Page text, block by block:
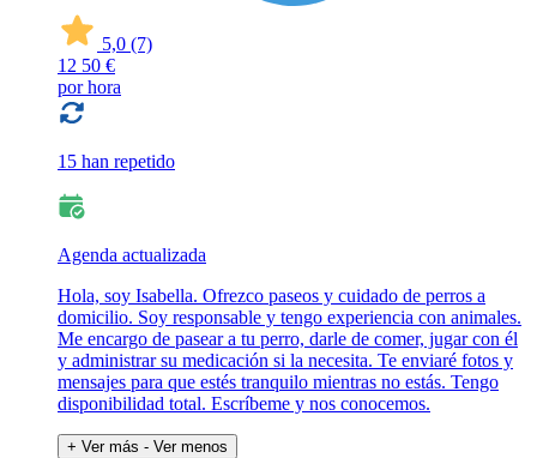
5,0 (7)
12 50 €
por hora
15 han repetido
Agenda actualizada
Hola, soy Isabella. Ofrezco paseos y cuidado de perros a
domicilio. Soy responsable y tengo experiencia con animales.
Me encargo de pasear a tu perro, darle de comer, jugar con él
y administrar su medicación si la necesita. Te enviaré fotos y
mensajes para que estés tranquilo mientras no estás. Tengo
disponibilidad total. Escríbeme y nos conocemos.
+ Ver más - Ver menos